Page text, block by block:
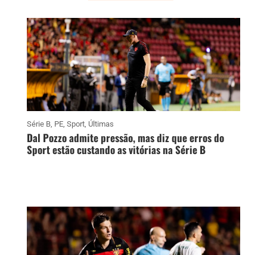
Série B, PE, Sport, Últimas
Dal Pozzo admite pressão, mas diz que erros do
Sport estão custando as vitórias na Série B